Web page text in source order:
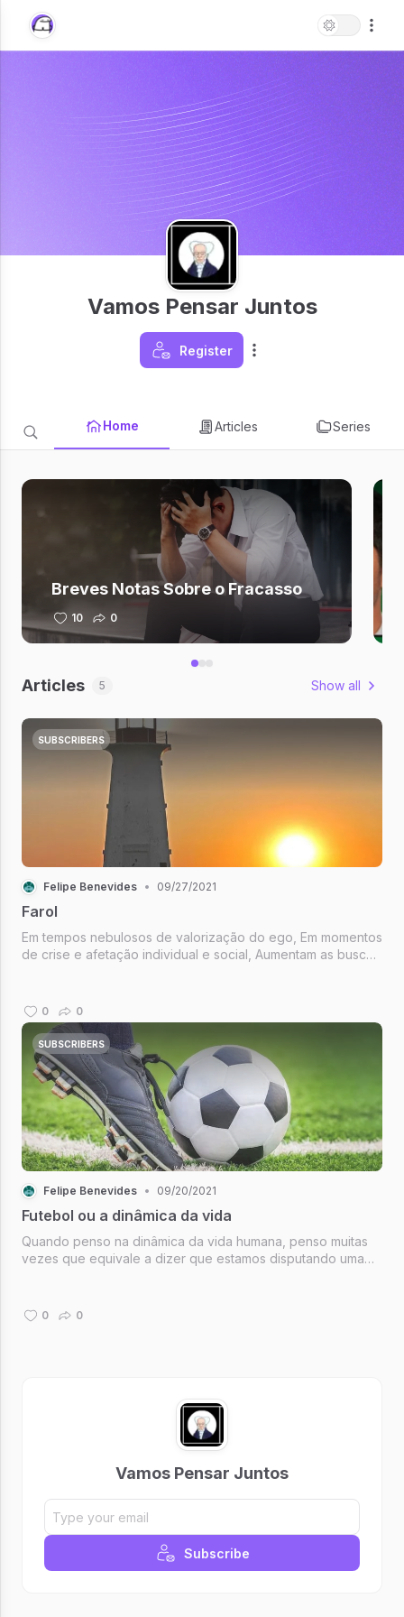
Vamos Pensar Juntos
Register
Home Articles Series
Breves Notas Sobre o Fracasso
10 0
Articles 5 Show all
SUBSCRIBERS
Felipe Benevides • 09/27/2021
Farol
Em tempos nebulosos de valorização do ego, Em momentos
de crise e afetação individual e social, Aumentam as buscas
0 0
SUBSCRIBERS
Felipe Benevides • 09/20/2021
Futebol ou a dinâmica da vida
Quando penso na dinâmica da vida humana, penso muitas
vezes que equivale a dizer que estamos disputando uma
0 0
Vamos Pensar Juntos
Subscribe